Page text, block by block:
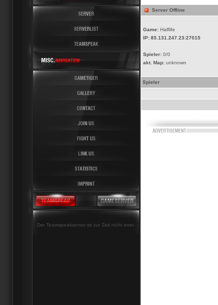
Der Teamspeakserver ist zur Zeit nicht erreichbar!
Server Offline
Game: Halflife
IP: 85.131.247.23:27015
Spieler: 0/0
akt. Map: unknown
Spieler